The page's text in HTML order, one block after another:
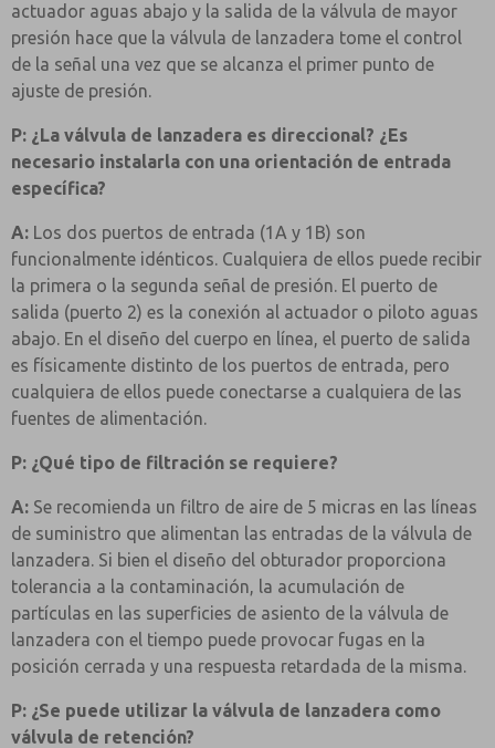
actuador aguas abajo y la salida de la válvula de mayor
presión hace que la válvula de lanzadera tome el control
de la señal una vez que se alcanza el primer punto de
ajuste de presión.
P: ¿La válvula de lanzadera es direccional? ¿Es
necesario instalarla con una orientación de entrada
específica?
A: Los dos puertos de entrada (1A y 1B) son
funcionalmente idénticos. Cualquiera de ellos puede recibir
la primera o la segunda señal de presión. El puerto de
salida (puerto 2) es la conexión al actuador o piloto aguas
abajo. En el diseño del cuerpo en línea, el puerto de salida
es físicamente distinto de los puertos de entrada, pero
cualquiera de ellos puede conectarse a cualquiera de las
fuentes de alimentación.
P: ¿Qué tipo de filtración se requiere?
A: Se recomienda un filtro de aire de 5 micras en las líneas
de suministro que alimentan las entradas de la válvula de
lanzadera. Si bien el diseño del obturador proporciona
tolerancia a la contaminación, la acumulación de
partículas en las superficies de asiento de la válvula de
lanzadera con el tiempo puede provocar fugas en la
posición cerrada y una respuesta retardada de la misma.
P: ¿Se puede utilizar la válvula de lanzadera como
válvula de retención?